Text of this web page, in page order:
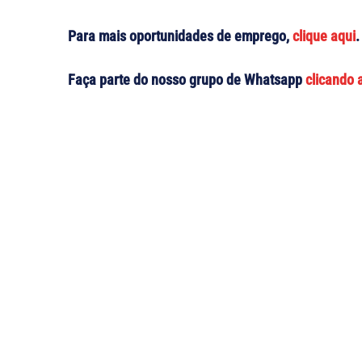
Para mais oportunidades de emprego,clique aqui.
Faça parte do nosso grupo de Whatsappclicando